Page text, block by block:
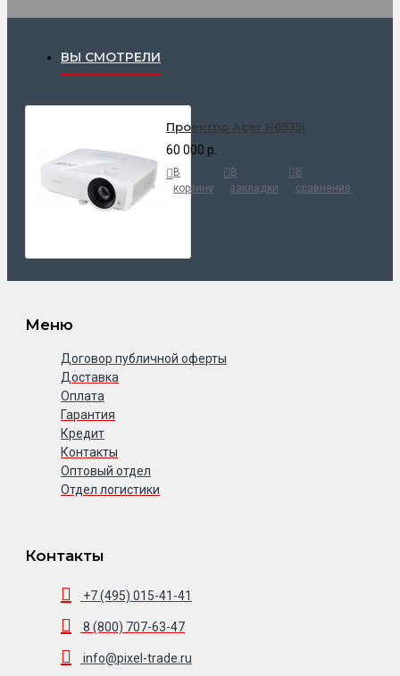
ВЫ СМОТРЕЛИ
Проектор Acer H6535i
60 000 р.
В
корзину
В
закладки
В
сравнение
Меню
Договор публичной оферты
Доставка
Оплата
Гарантия
Кредит
Контакты
Оптовый отдел
Отдел логистики
Контакты
+7 (495) 015-41-41
8 (800) 707-63-47
info@pixel-trade.ru